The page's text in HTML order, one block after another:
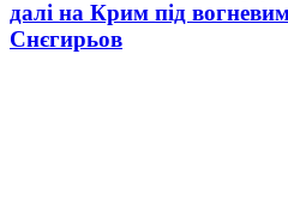
далі на Крим під
Снєгирьов